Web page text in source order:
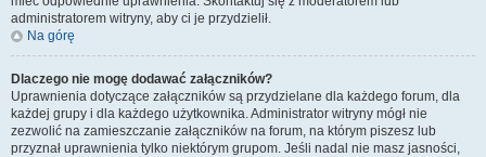
administratorem witryny, aby ci je przydzielił.
Na górę
Dlaczego nie mogę dodawać załączników?
Uprawnienia dotyczące załączników są przydzielane dla każdego forum, dla
każdej grupy i dla każdego użytkownika. Administrator witryny mógł nie
zezwolić na zamieszczanie załączników na forum, na którym piszesz lub
przyznał uprawnienia tylko niektórym grupom. Jeśli nadal nie masz jasności,